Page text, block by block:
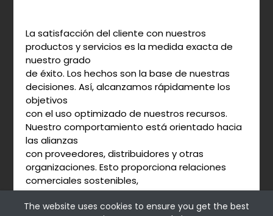
La satisfacción del cliente con nuestros
productos y servicios es la medida exacta de
nuestro grado
de éxito. Los hechos son la base de nuestras
decisiones. Así, alcanzamos rápidamente los
objetivos
con el uso optimizado de nuestros recursos.
Nuestro comportamiento está orientado hacia
las alianzas
con proveedores, distribuidores y otras
organizaciones. Esto proporciona relaciones
comerciales sostenibles,
que se destacan por su mutuo beneficio.
The website uses cookies to ensure you get the best